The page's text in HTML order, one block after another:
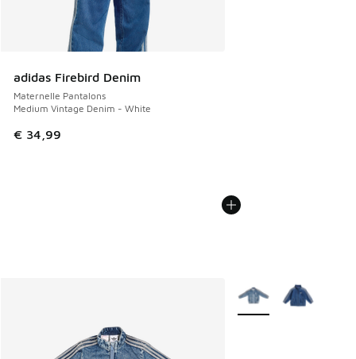
adidas Firebird Denim
Maternelle Pantalons
Medium Vintage Denim - White
€ 34,99
Plus de couleurs